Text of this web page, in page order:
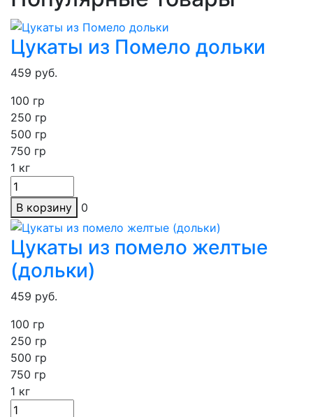
Цукаты из Помело дольки
459 руб.
100 гр
250 гр
500 гр
750 гр
1 кг
В корзину 0
Цукаты из помело желтые
(дольки)
459 руб.
100 гр
250 гр
500 гр
750 гр
1 кг